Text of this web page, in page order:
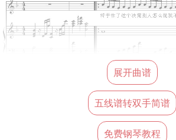
展开曲谱
五线谱转双手简谱
免费钢琴教程